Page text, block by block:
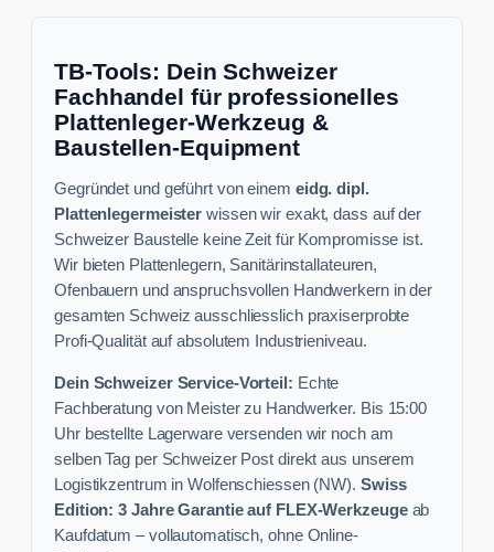
TB-Tools: Dein Schweizer
Fachhandel für professionelles
Plattenleger-Werkzeug &
Baustellen-Equipment
Gegründet und geführt von einem eidg. dipl.
Plattenlegermeister wissen wir exakt, dass auf der
Schweizer Baustelle keine Zeit für Kompromisse ist.
Wir bieten Plattenlegern, Sanitärinstallateuren,
Ofenbauern und anspruchsvollen Handwerkern in der
gesamten Schweiz ausschliesslich praxiserprobte
Profi-Qualität auf absolutem Industrieniveau.
Dein Schweizer Service-Vorteil: Echte
Fachberatung von Meister zu Handwerker. Bis 15:00
Uhr bestellte Lagerware versenden wir noch am
selben Tag per Schweizer Post direkt aus unserem
Logistikzentrum in Wolfenschiessen (NW). Swiss
Edition: 3 Jahre Garantie auf FLEX-Werkzeugeab
Kaufdatum – vollautomatisch, ohne Online-